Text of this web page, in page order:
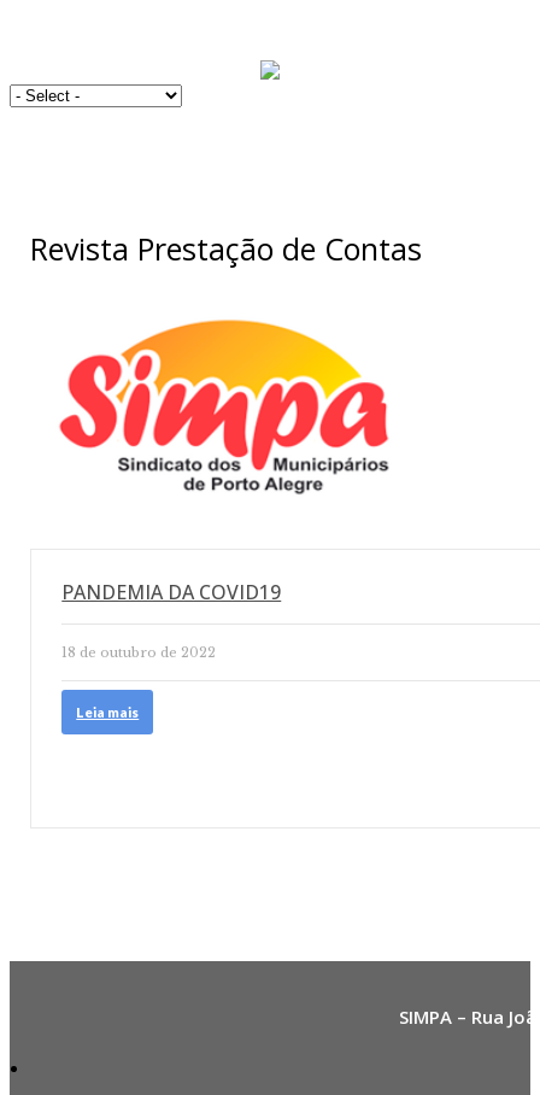
Revista Prestação de Contas
PANDEMIA DA COVID19
18 de outubro de 2022
Leia mais
SIMPA – Rua